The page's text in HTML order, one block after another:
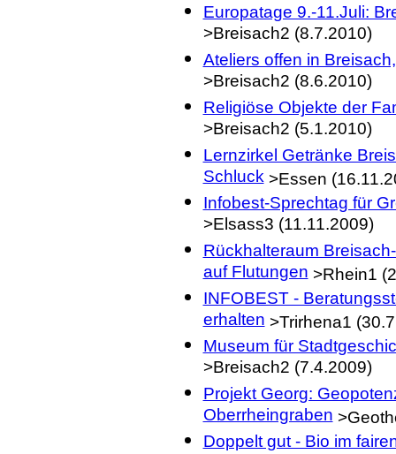
Europatage 9.-11.Juli:
>Breisach2 (8.7.2010)
Ateliers offen in
>Breisach2 (8.6.2010)
Religiöse Objekte der
>Breisach2 (5.1.2010)
Lernzirkel Getränke
Schluck>Essen
Infobest-Sprechtag für
>Elsass3 (11.11.2009)
Rückhalteraum
auf Flutungen>Rhein1
INFOBEST -
erhalten>Trirhena1
Museum für
>Breisach2 (7.4.2009)
Projekt Georg:
Oberrheingraben
Doppelt gut - Bio im